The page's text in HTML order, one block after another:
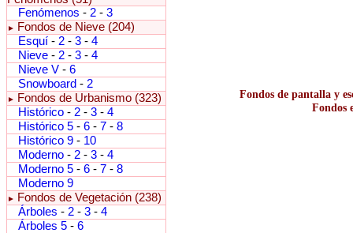
Fenómenos - 2 - 3
►
Fondos de Nieve (204)
Esquí - 2 - 3 - 4
Nieve - 2 - 3 - 4
Nieve V - 6
Snowboard - 2
►
Fondos de Urbanismo (323)
Histórico - 2 - 3 - 4
Histórico 5 - 6 - 7 - 8
Histórico 9 - 10
Moderno - 2 - 3 - 4
Moderno 5 - 6 - 7 - 8
Moderno 9
►
Fondos de Vegetación (238)
Árboles - 2 - 3 - 4
Árboles 5 - 6
Fondos de pantalla y
Fondos